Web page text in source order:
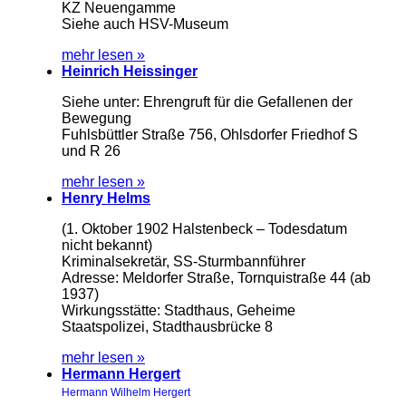
KZ Neuengamme
Siehe auch HSV-Museum
mehr lesen »
Heinrich Heissinger
Siehe unter: Ehrengruft für die Gefallenen der
Bewegung
Fuhlsbüttler Straße 756, Ohlsdorfer Friedhof S
und R 26
mehr lesen »
Henry Helms
(1. Oktober 1902 Halstenbeck – Todesdatum
nicht bekannt)
Kriminalsekretär, SS-Sturmbannführer
Adresse: Meldorfer Straße, Tornquistraße 44 (ab
1937)
Wirkungsstätte: Stadthaus, Geheime
Staatspolizei, Stadthausbrücke 8
mehr lesen »
Hermann Hergert
Hermann Wilhelm Hergert